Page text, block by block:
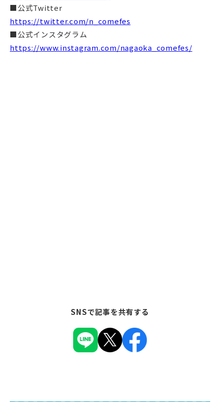
■公式Twitter
https://twitter.com/n_comefes
■公式インスタグラム
https://www.instagram.com/nagaoka_comefes/
SNSで記事を共有する